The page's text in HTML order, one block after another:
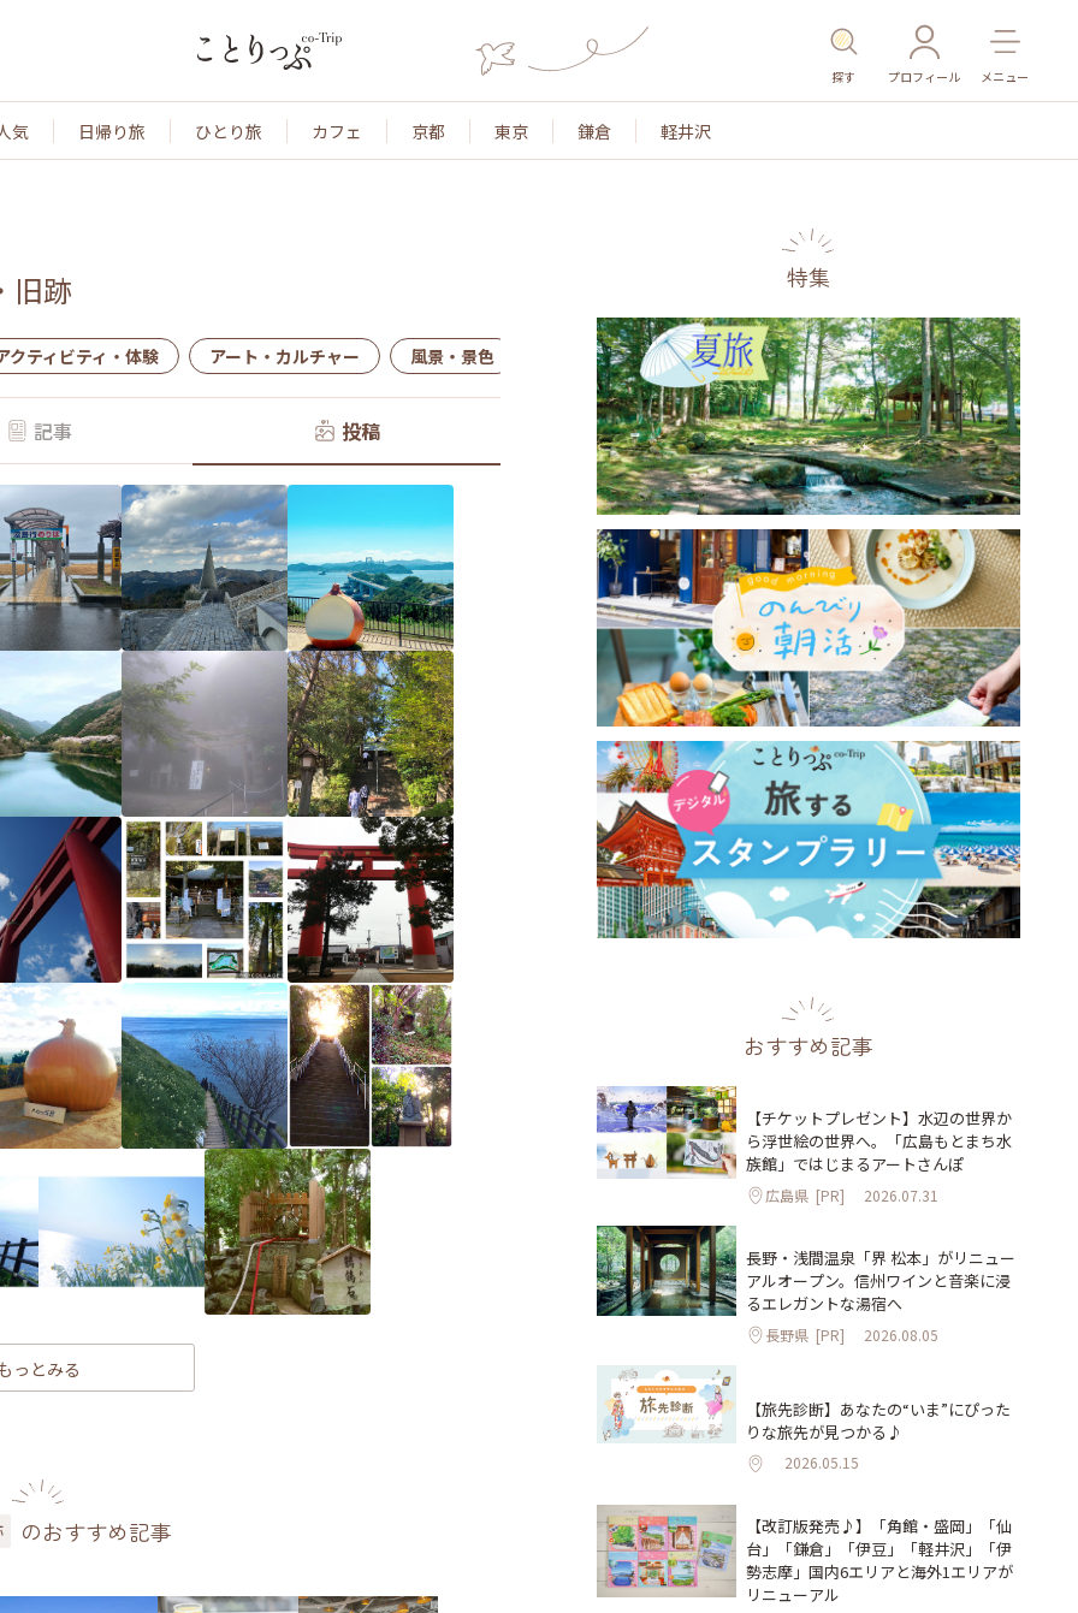
探す プロフィール メニュー
気 日帰り旅 ひとり旅 カフェ 京都 東京 鎌倉 軽井沢
旧跡
クティビティ・体験 アート・カルチャー 風景・景色 名所・旧跡 温泉・スパ その他施設 ごはん
記事 投稿
っとみる
のおすすめ記事
特集
おすすめ記事
【チケットプレゼント】水辺の世界か
ら浮世絵の世界へ。「広島もとまち水
族館」ではじまるアートさんぽ
広島県 [PR] 2026.07.31
長野・浅間温泉「界 松本」がリニュー
アルオープン。信州ワインと音楽に浸
るエレガントな湯宿へ
長野県 [PR] 2026.08.05
【旅先診断】あなたの“いま”にぴった
りな旅先が見つかる♪
2026.05.15
【改訂版発売♪】「角館・盛岡」「仙
台」「鎌倉」「伊豆」「軽井沢」「伊
勢志摩」国内6エリアと海外1エリアが
リニューアル